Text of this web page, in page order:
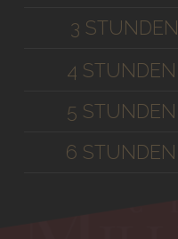
3 STUNDEN
4 STUNDEN
5 STUNDEN
6 STUNDEN